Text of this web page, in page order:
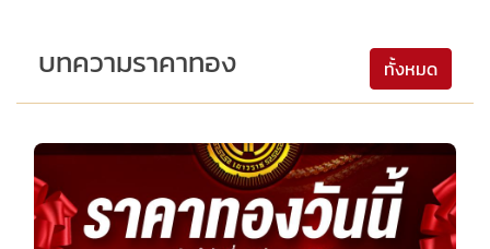
ทั้งหมด
บทความราคาทอง